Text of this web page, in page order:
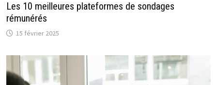
Les 10 meilleures plateformes de sondages
rémunérés
15 février 2025